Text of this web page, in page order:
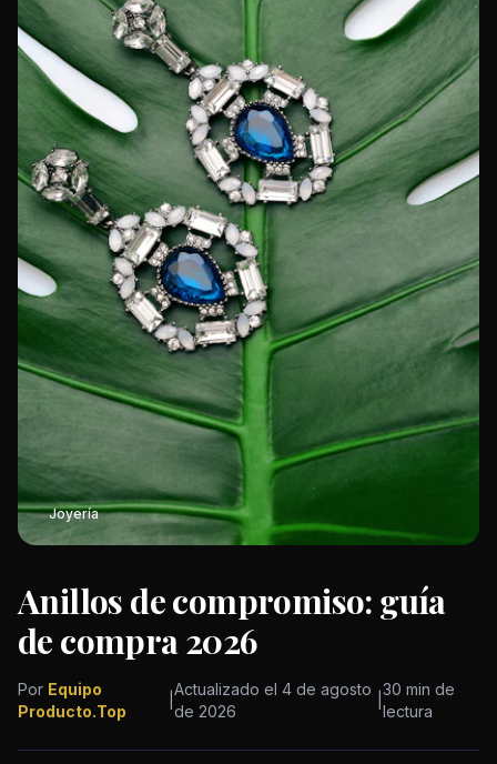
Joyería
Anillos de compromiso: guía
de compra 2026
Por Equipo
Producto.Top
Actualizado el 4 de agosto
de 2026
30 min de
lectura